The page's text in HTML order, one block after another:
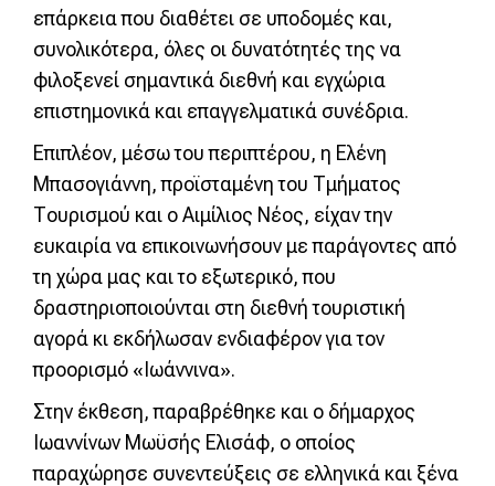
επάρκεια που διαθέτει σε υποδομές και,
συνολικότερα, όλες οι δυνατότητές της να
φιλοξενεί σημαντικά διεθνή και εγχώρια
επιστημονικά και επαγγελματικά συνέδρια.
Επιπλέον, μέσω του περιπτέρου, η Ελένη
Μπασογιάννη, προϊσταμένη του Τμήματος
Τουρισμού και ο Αιμίλιος Νέος, είχαν την
ευκαιρία να επικοινωνήσουν με παράγοντες από
τη χώρα μας και το εξωτερικό, που
δραστηριοποιούνται στη διεθνή τουριστική
αγορά κι εκδήλωσαν ενδιαφέρον για τον
προορισμό «Ιωάννινα».
Στην έκθεση, παραβρέθηκε και ο δήμαρχος
Ιωαννίνων Μωϋσής Ελισάφ, ο οποίος
παραχώρησε συνεντεύξεις σε ελληνικά και ξένα